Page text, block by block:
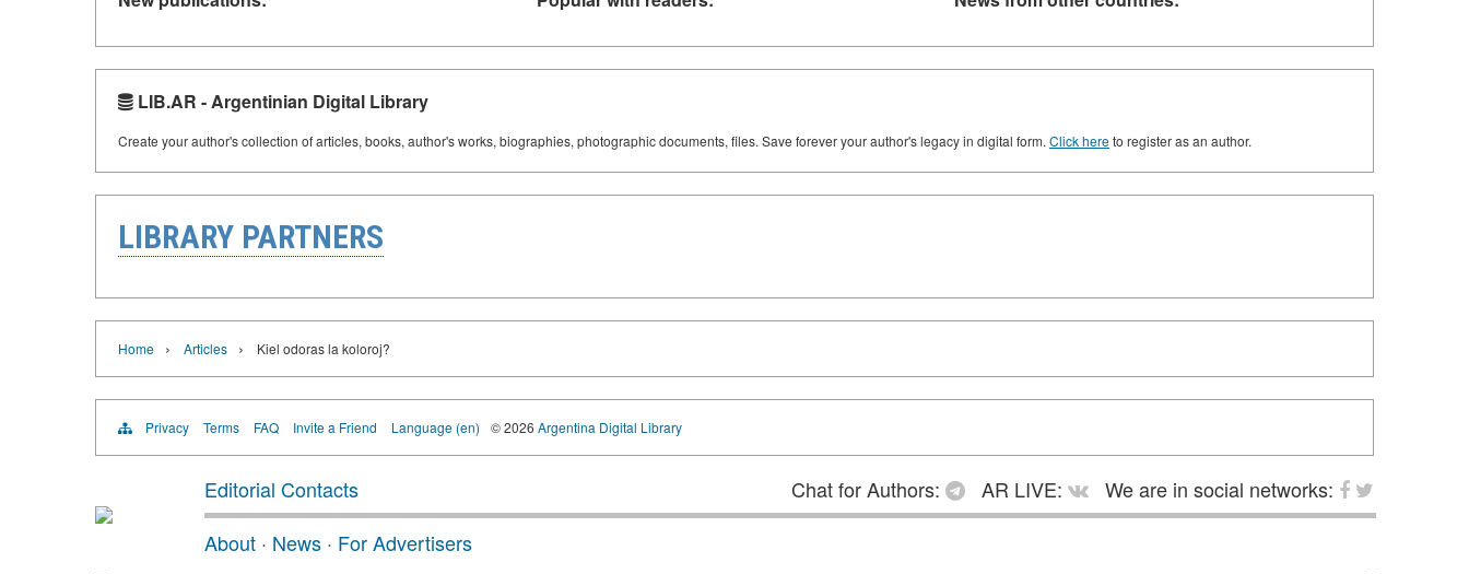
LIB.AR - Argentinian Digital Library
Create your author's collection of articles, books, author's works, biographies, photographic documents, files. Save forever your author's legacy in digital form. Click hereto register as an author.
LIBRARY PARTNERS
Home › Articles › Kiel odoras la koloroj?
Privacy Terms FAQ Invite a Friend Language (en) © 2026 Argentina Digital Library
Editorial Contacts Chat for Authors: AR LIVE:
We are in social networks:
About · News · For Advertisers